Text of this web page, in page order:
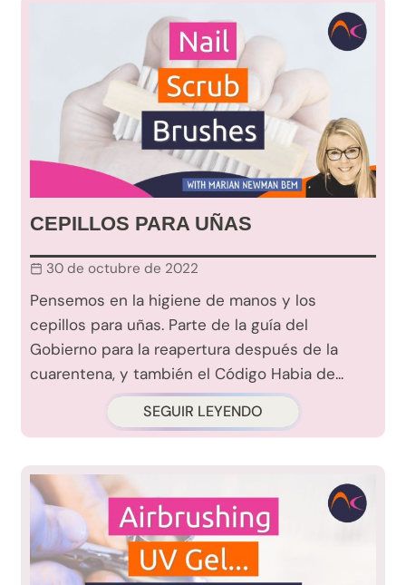
CEPILLOS PARA UÑAS
30 de octubre de 2022
Pensemos en la higiene de manos y los
cepillos para uñas. Parte de la guía del
Gobierno para la reapertura después de la
cuarentena, y también el Código Habia de...
SEGUIR LEYENDO